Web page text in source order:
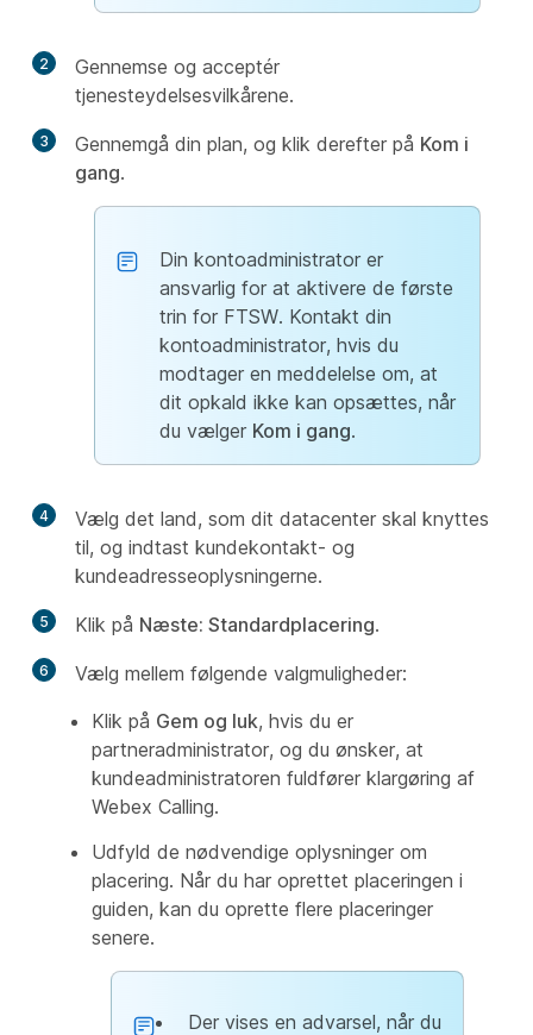
2
Gennemse og acceptér
tjenesteydelsesvilkårene.
3 Gennemgå din plan, og klik derefter på Kom i
gang.
Din kontoadministrator er
ansvarlig for at aktivere de første
trin for FTSW. Kontakt din
kontoadministrator, hvis du
modtager en meddelelse om, at
dit opkald ikke kan opsættes, når
du vælger Kom i gang.
4
Vælg det land, som dit datacenter skal knyttes
til, og indtast kundekontakt- og
kundeadresseoplysningerne.
5 Klik på Næste: Standardplacering.
6
Vælg mellem følgende valgmuligheder:
Klik på Gem og luk, hvis du er
partneradministrator, og du ønsker, at
kundeadministratoren fuldfører klargøring af
Webex Calling.
Udfyld de nødvendige oplysninger om
placering. Når du har oprettet placeringen i
guiden, kan du oprette flere placeringer
senere.
Der vises en advarsel, når du